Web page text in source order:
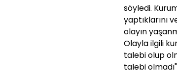
söyledi.
yaptıklarını
olayın
Olayla ilgili
talebi olup
talebi